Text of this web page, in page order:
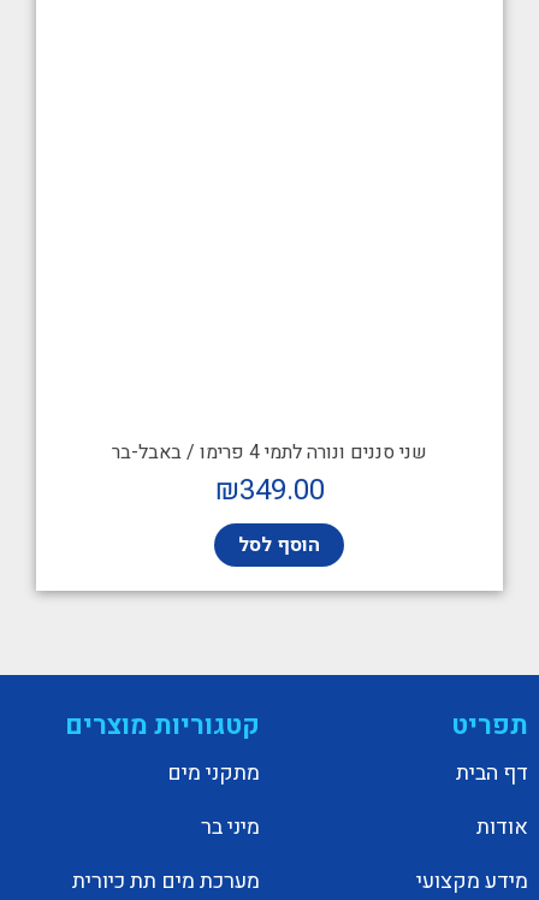
שני סננים ונורה לתמי 4 פרימו / באבל-בר
₪349.00
הוסף לסל
תפריט
דף הבית
אודות
מידע מקצועי
קטגוריות מוצרים
מתקני מים
מיני בר
מערכת מים תת כיורית